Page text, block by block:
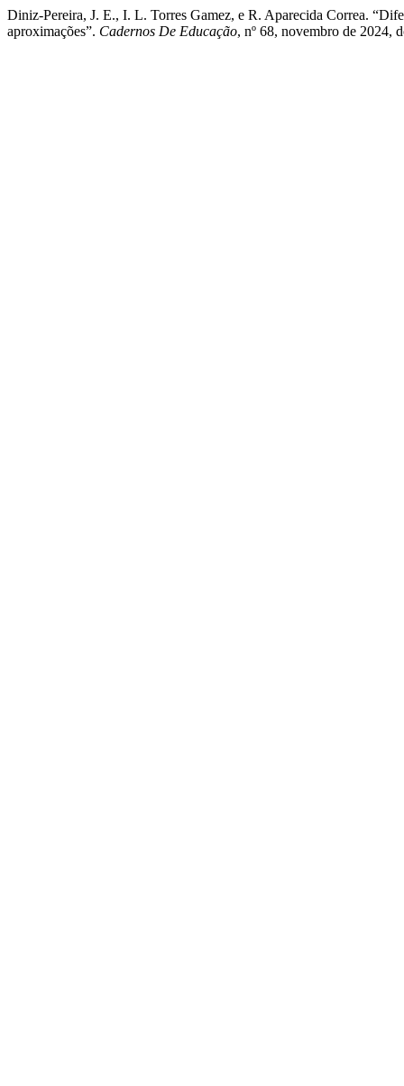
Diniz-Pereira, J. E., I. L. Torres Gamez, e R. Aparecida Correa.
aproximações”. Cadernos De Educação, nº 68, novembro de 2024,